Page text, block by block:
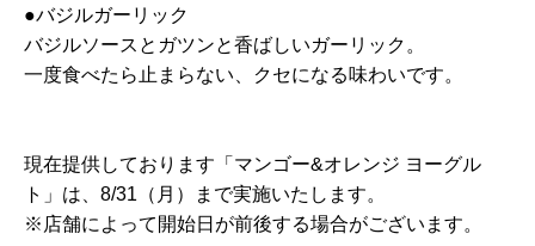
●バジルガーリック
バジルソースとガツンと香ばしいガーリック。
一度食べたら止まらない、クセになる味わいです。
現在提供しております「マンゴー&オレンジ ヨーグル
ト」は、8/31（月）まで実施いたします。
※店舗によって開始日が前後する場合がございます。